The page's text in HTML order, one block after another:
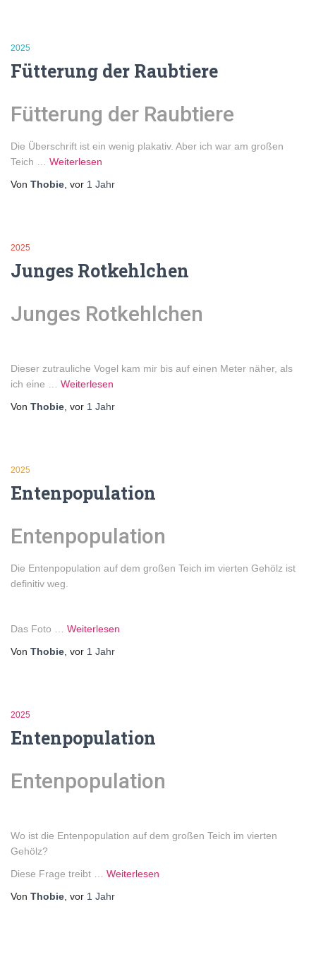
2025
Fütterung der Raubtiere
Fütterung der Raubtiere
Die Überschrift ist ein wenig plakativ. Aber ich war am großen
Teich … Weiterlesen
Von Thobie , vor 1 Jahr
2025
Junges Rotkehlchen
Junges Rotkehlchen
Dieser zutrauliche Vogel kam mir bis auf einen Meter näher, als
ich eine … Weiterlesen
Von Thobie , vor 1 Jahr
2025
Entenpopulation
Entenpopulation
Die Entenpopulation auf dem großen Teich im vierten Gehölz ist
definitiv weg.
Das Foto … Weiterlesen
Von Thobie , vor 1 Jahr
2025
Entenpopulation
Entenpopulation
Wo ist die Entenpopulation auf dem großen Teich im vierten
Gehölz?
Diese Frage treibt … Weiterlesen
Von Thobie , vor 1 Jahr